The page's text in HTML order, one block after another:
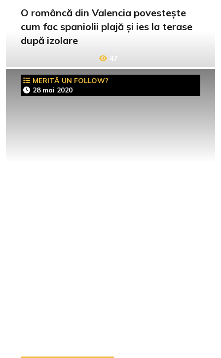
O româncă din Valencia povestește
cum fac spaniolii plajă și ies la terase
după izolare
47
MERITĂ UN FOLLOW?
28 mai 2020